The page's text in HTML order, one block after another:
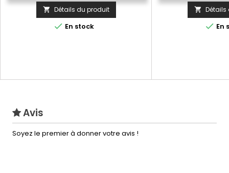
 Détails du produit
 En stock
 Détails
 En
Avis
Soyez le premier à donner votre avis !